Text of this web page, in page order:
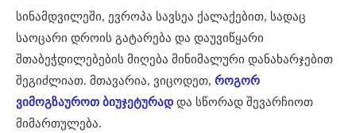
სინამდვილეში, ევროპა სავსეა ქალაქებით, სადაც
საოცარი დროის გატარება და დაუვიწყარი
შთაბეჭდილებების მიღება მინიმალური დანახარჯებით
შეგიძლიათ. მთავარია, ვიცოდეთ, როგორ
ვიმოგზაუროთ ბიუჯეტურად და სწორად შევარჩიოთ
მიმართულება.